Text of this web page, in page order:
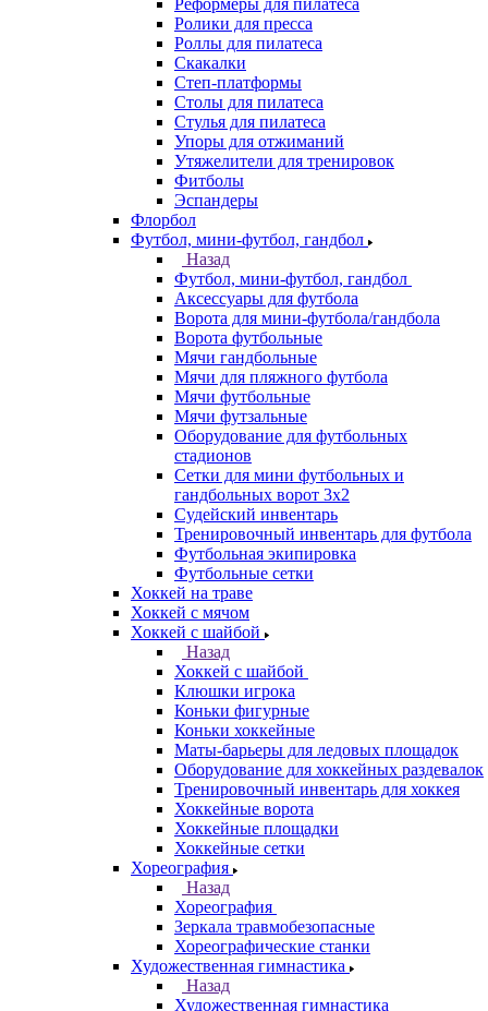
Реформеры для пилатеса
Ролики для пресса
Роллы для пилатеса
Скакалки
Степ-платформы
Столы для пилатеса
Стулья для пилатеса
Упоры для отжиманий
Утяжелители для тренировок
Фитболы
Эспандеры
Флорбол
Футбол, мини-футбол, гандбол
Назад
Футбол, мини-футбол, гандбол
Аксессуары для футбола
Ворота для мини-футбола/гандбола
Ворота футбольные
Мячи гандбольные
Мячи для пляжного футбола
Мячи футбольные
Мячи футзальные
Оборудование для футбольных
стадионов
Сетки для мини футбольных и
гандбольных ворот 3х2
Судейский инвентарь
Тренировочный инвентарь для футбола
Футбольная экипировка
Футбольные сетки
Хоккей на траве
Хоккей с мячом
Хоккей с шайбой
Назад
Хоккей с шайбой
Клюшки игрока
Коньки фигурные
Коньки хоккейные
Маты-барьеры для ледовых площадок
Оборудование для хоккейных раздевалок
Тренировочный инвентарь для хоккея
Хоккейные ворота
Хоккейные площадки
Хоккейные сетки
Хореография
Назад
Хореография
Зеркала травмобезопасные
Хореографические станки
Художественная гимнастика
Назад
Художественная гимнастика